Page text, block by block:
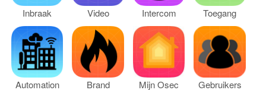
SUPPORT
RMA
CONTACT
Inbraak Video Intercom Toegang
Automation Brand Mijn Osec Gebruikers